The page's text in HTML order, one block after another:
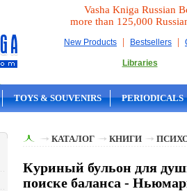
Vasha Kniga Russian
more than 125,000
New Products | Bestsellers |
Libraries
TOYS & SOUVENIRS PERIODICALS
КАТАЛОГ КНИГИ
Куриный бульон для
поиске баланса -